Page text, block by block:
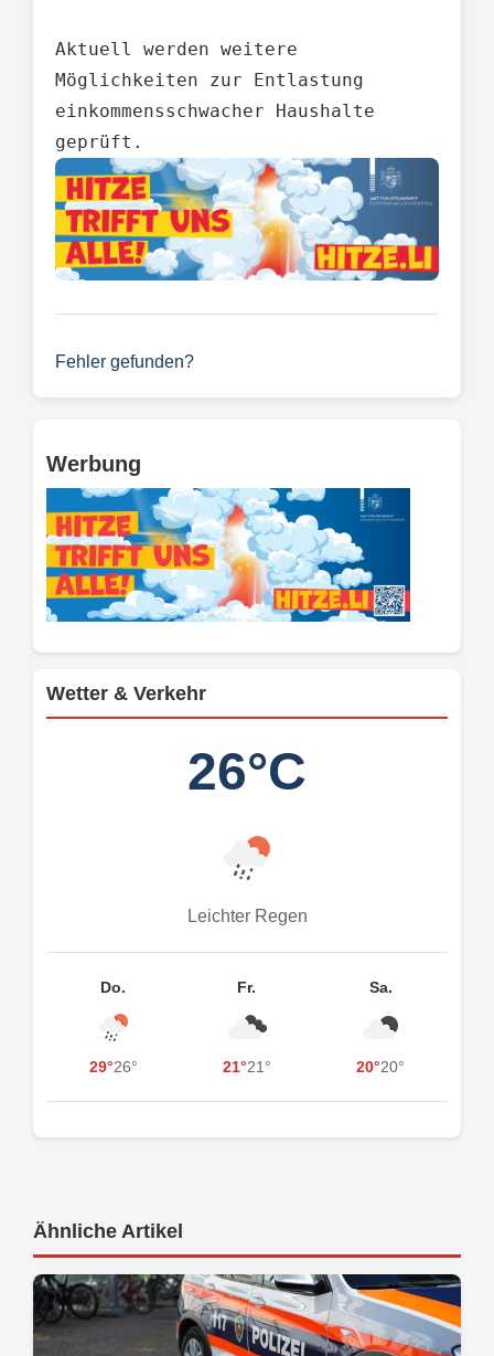
Aktuell werden weitere
Möglichkeiten zur Entlastung
einkommensschwacher Haushalte
geprüft.
Fehler gefunden?
Werbung
Wetter & Verkehr
26°C
Leichter Regen
Do.
29°26°
Fr.
21°21°
Sa.
20°20°
Ähnliche Artikel